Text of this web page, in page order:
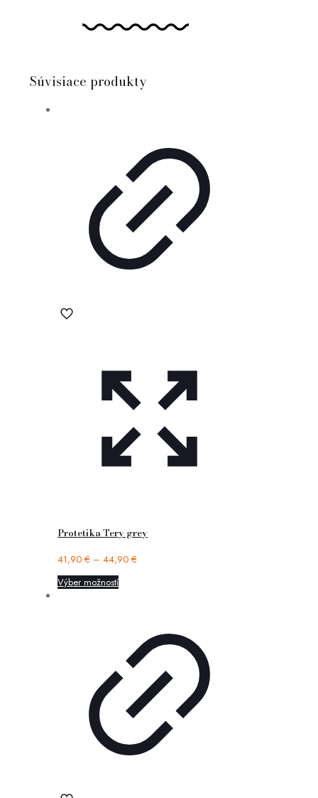
Súvisiace produkty
Protetika Tery grey
41,90 € – 44,90 €
Výber možností